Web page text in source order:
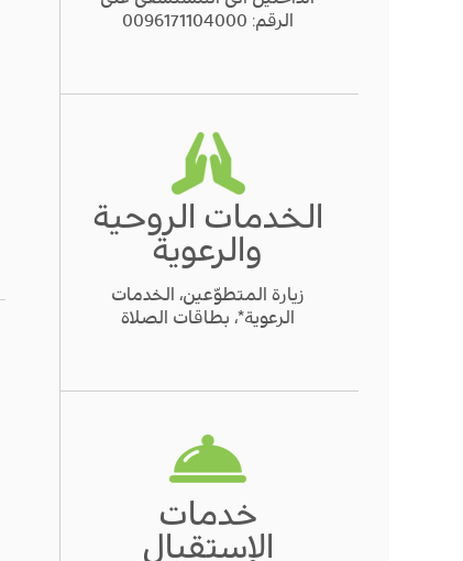
الرقم: 0096171104000
الخدمات الروحية
والرعوية
زيارة المتطوّعين، الخدمات
الرعوية*، بطاقات الصلاة
خدمات
الإستقبال